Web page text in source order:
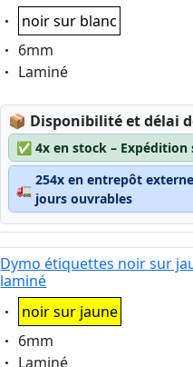
Eigenschaft:
noir sur blanc
Eigenschaft:
6mm
Eigenschaft:
Laminé
📦 Lagerstatus:
Disponibilité et délai
✅ 4x en stock – Expédition
🚛
254x en entrepôt
jours ouvrables
Dymo étiquettes noir sur
laminé
Eigenschaft:
noir sur jaune
Eigenschaft:
6mm
Eigenschaft:
Laminé